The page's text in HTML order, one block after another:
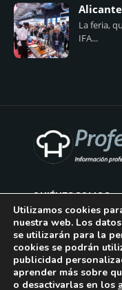
La feria,
IFA...
QUIÉNES SOMOS
AVISO LEGAL
POLÍTICA DE
POLÍTICA DE
Utilizamos cookies
nuestra web. Los
se utilizarán para la
cookies se podrán
publicidad
aprender más sobre
o desactivarlas en los